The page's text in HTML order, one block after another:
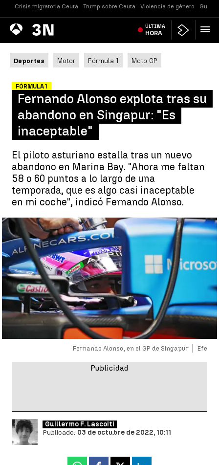
Crisis migratoria Ceuta Trump sobre Ceuta Violencia de género
Antena
3 Noticias ÚLTIMA
HORA
Deportes Motor Fórmula 1 Moto GP
FÓRMULA 1
Fernando Alonso explota tras su
abandono en Singapur: "Es
inaceptable"
El piloto asturiano estalla tras un nuevo
abandono en Marina Bay. "Ahora me faltan
58 o 60 puntos a lo largo de una
temporada, que es algo casi inaceptable
en mi coche", indicó Fernando Alonso.
Fernando Alonso, en el GP de Singapur Efe
Guillermo F. Lascoiti
Publicado: 03 de octubre de 2022, 10:11